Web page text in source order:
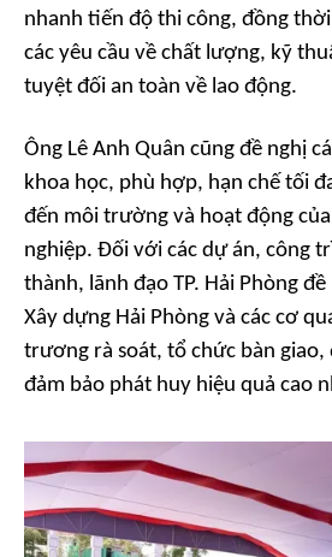
nhanh tiến độ thi công, đồng
các yêu cầu về chất lượng, kỹ
tuyệt đối an toàn về lao động.
Ông Lê Anh Quân cũng đề nghị
khoa học, phù hợp, hạn chế tối
đến môi trường và hoạt động
nghiệp. Đối với các dự án, công
thành, lãnh đạo TP. Hải Phòng
Xây dựng Hải Phòng và các cơ
trương rà soát, tổ chức bàn giao,
đảm bảo phát huy hiệu quả cao